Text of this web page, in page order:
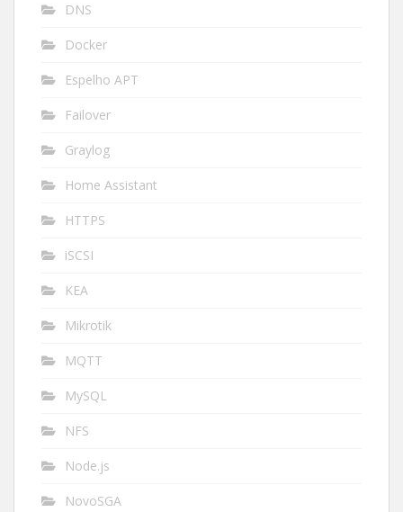
DNS
Docker
Espelho APT
Failover
Graylog
Home Assistant
HTTPS
iSCSI
KEA
Mikrotik
MQTT
MySQL
NFS
Node.js
NovoSGA